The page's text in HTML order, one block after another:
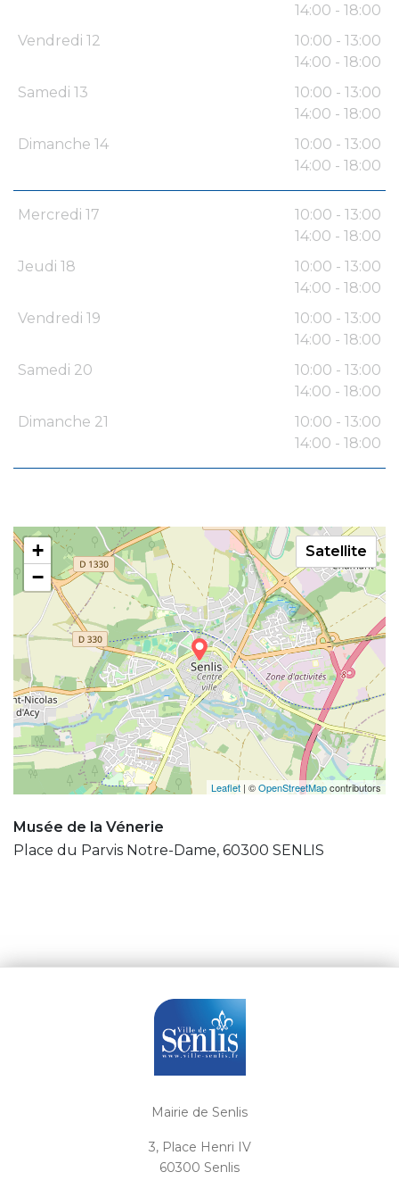
14:00 - 18:00
Vendredi 12
10:00 - 13:00
14:00 - 18:00
Samedi 13
10:00 - 13:00
14:00 - 18:00
Dimanche 14
10:00 - 13:00
14:00 - 18:00
Mercredi 17
10:00 - 13:00
14:00 - 18:00
Jeudi 18
10:00 - 13:00
14:00 - 18:00
Vendredi 19
10:00 - 13:00
14:00 - 18:00
Samedi 20
10:00 - 13:00
14:00 - 18:00
Dimanche 21
10:00 - 13:00
14:00 - 18:00
+
−
Leaflet | ©OpenStreetMapcontributors
Satellite
Musée de la Vénerie
Place du Parvis Notre-Dame, 60300 SENLIS
Mairie de Senlis
3, Place Henri IV
60300 Senlis